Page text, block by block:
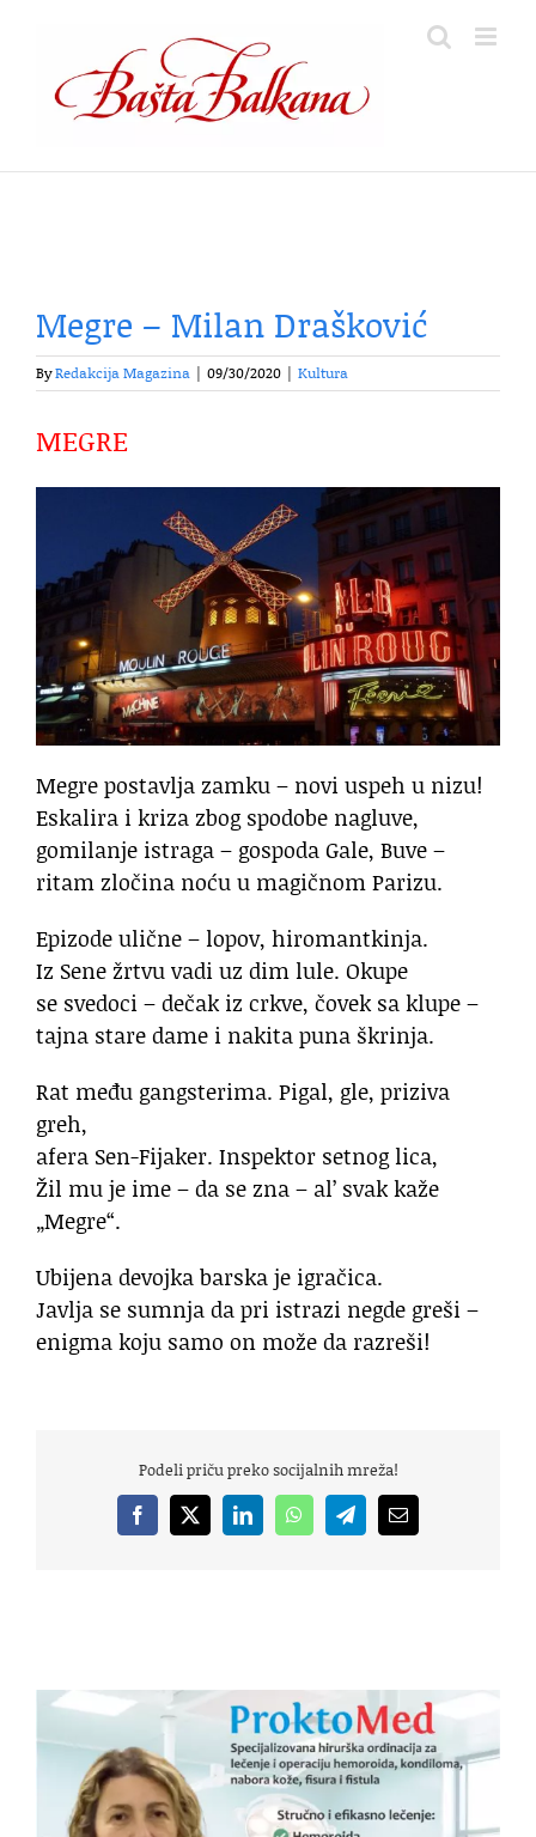
content
Megre – Milan Drašković
ByRedakcija Magazina 09/30/2020 Kultura
MEGRE
Megre postavlja zamku – novi uspeh u nizu!
Eskalira i kriza zbog spodobe nagluve,
gomilanje istraga – gospoda Gale, Buve –
ritam zločina noću u magičnom Parizu.
Epizode ulične – lopov, hiromantkinja.
Iz Sene žrtvu vadi uz dim lule. Okupe
se svedoci – dečak iz crkve, čovek sa klupe –
tajna stare dame i nakita puna škrinja.
Rat među gangsterima. Pigal, gle, priziva
greh,
afera Sen-Fijaker. Inspektor setnog lica,
Žil mu je ime – da se zna – al’ svak kaže
„Megre“.
Ubijena devojka barska je igračica.
Javlja se sumnja da pri istrazi negde greši –
enigma koju samo on može da razreši!
Podeli priču preko socijalnih mreža!
Facebook
X LinkedInWhatsAppTelegramEmail